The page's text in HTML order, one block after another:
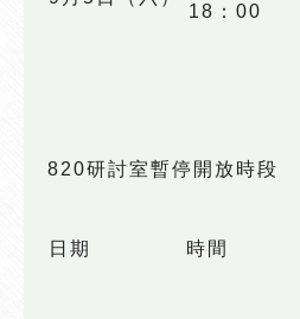
18：00
820研討室暫停開放時段
日期 時間